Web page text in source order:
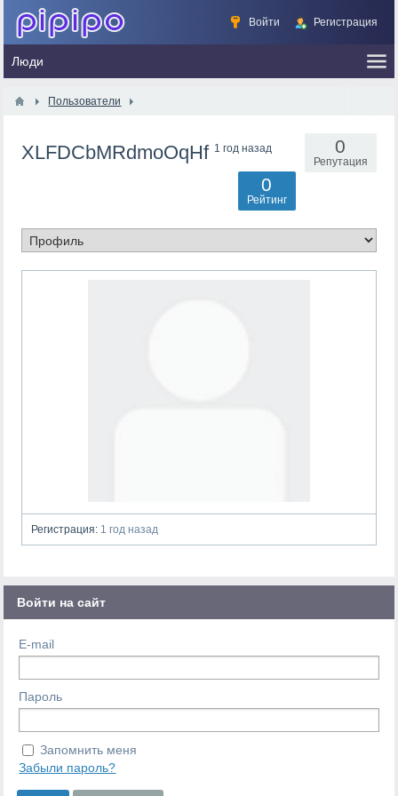
Войти Регистрация
Пользователи
XLFDCbMRdmoOqHf 1 год назад 0
Репутация
0
Рейтинг
Регистрация: 1 год назад
Войти на сайт
E-mail
Пароль
Запомнить меня
Забыли пароль?